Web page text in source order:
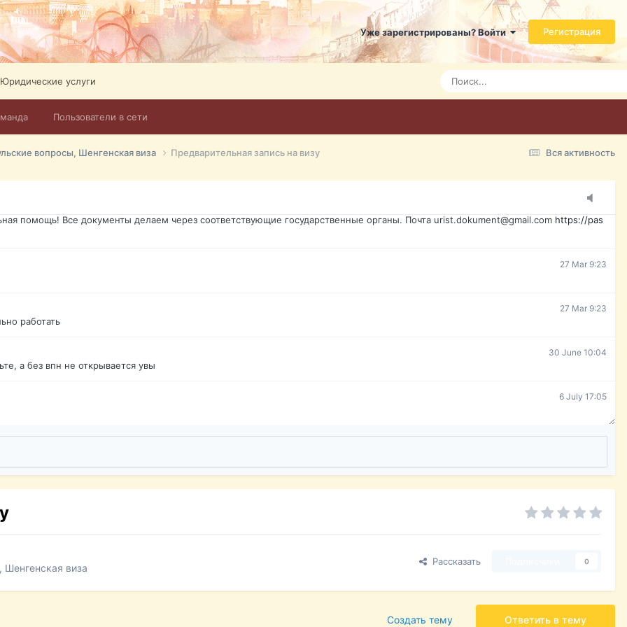
Уже зарегистрированы? Войти Регистрация
Пользователи в сети
Юридические услуги
Вся активность
вопросы, Шенгенская виза Предварительная запись на визу
Абонемент на 4 тв всего 12,5 Евро в месяц! Легко настроить справится даже ребенок. Быстрое оформление договора с
+972-526-384-339
Today 3:21
Today 3:24
Today 3:28
форума?т из э
15 Mar 16:47
помощь! Все документы делаем через соответствующие государственные органы. Почта urist.dokument@gmail.com https://pas
27 Mar 9:23
27 Mar 9:23
работать
30 June 10:04
а без впн не открывается увы
6 July 17:05
Шенгенская виза
Рассказать 0
Ответить в тему
Создать тему